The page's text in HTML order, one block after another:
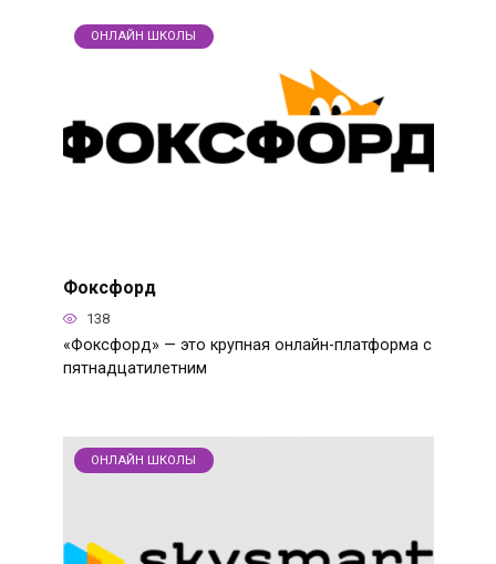
ОНЛАЙН ШКОЛЫ
Фоксфорд
138
«Фоксфорд» — это крупная онлайн-платформа с
пятнадцатилетним
ОНЛАЙН ШКОЛЫ